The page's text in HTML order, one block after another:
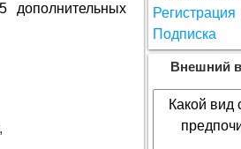
дополнительных
Регистрация
Подписка
Внешний
Какой вид